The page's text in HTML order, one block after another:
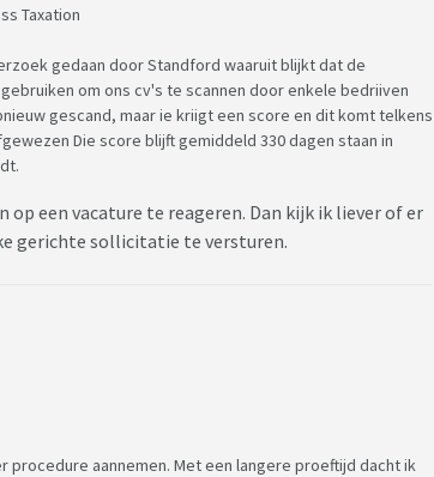
Taxation
gedaan door Standford waaruit blijkt dat de
om ons cv's te scannen door enkele bedriiven
gescand, maar ie kriigt een score en dit komt telkens
Die score blijft gemiddeld 330 dagen staan in
een vacature te reageren. Dan kijk ik liever of er
gerichte sollicitatie te versturen.
aannemen. Met een langere proeftijd dacht ik